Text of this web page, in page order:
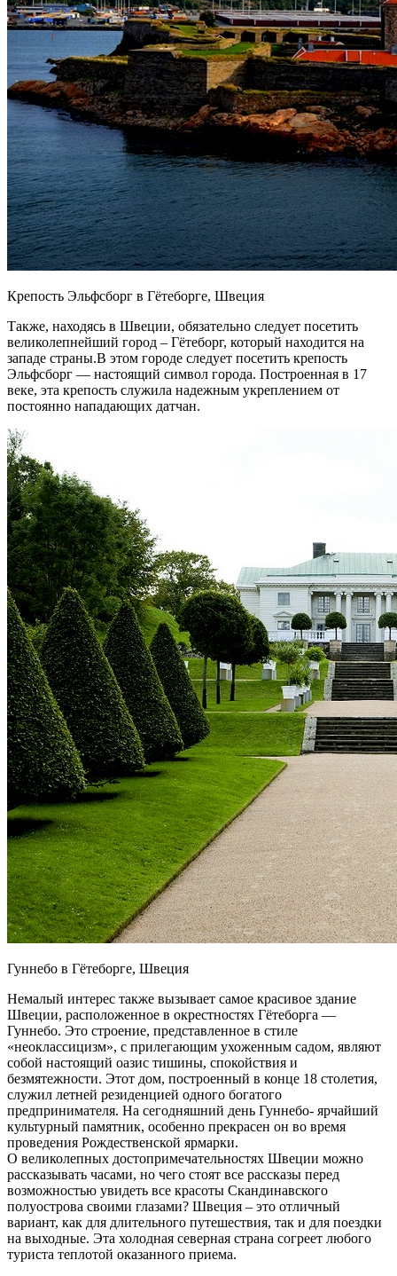
Крепость Эльфсборг в Гётеборге, Швеция
Также, находясь в Швеции, обязательно следует посетить
великолепнейший город – Гётеборг, который находится на
западе страны.В этом городе следует посетить крепость
Эльфсборг — настоящий символ города. Построенная в 17
веке, эта крепость служила надежным укреплением от
постоянно нападающих датчан.
Гуннебо в Гётеборге, Швеция
Немалый интерес также вызывает самое красивое здание
Швеции, расположенное в окрестностях Гётеборга —
Гуннебо. Это строение, представленное в стиле
«неоклассицизм», с прилегающим ухоженным садом, являют
собой настоящий оазис тишины, спокойствия и
безмятежности. Этот дом, построенный в конце 18 столетия,
служил летней резиденцией одного богатого
предпринимателя. На сегодняшний день Гуннебо- ярчайший
культурный памятник, особенно прекрасен он во время
проведения Рождественской ярмарки.
О великолепных достопримечательностях Швеции можно
рассказывать часами, но чего стоят все рассказы перед
возможностью увидеть все красоты Скандинавского
полуострова своими глазами? Швеция – это отличный
вариант, как для длительного путешествия, так и для поездки
на выходные. Эта холодная северная страна согреет любого
туриста теплотой оказанного приема.